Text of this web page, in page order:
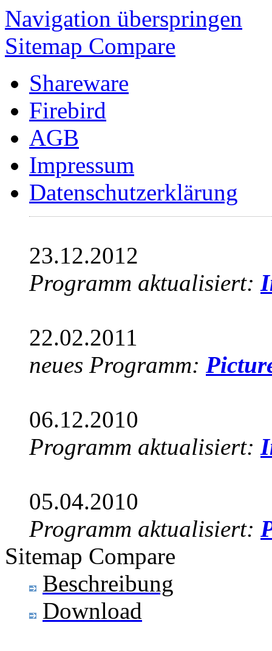
Navigation überspringen
Sitemap Compare
Shareware
Firebird
AGB
Impressum
Datenschutzerklärung
23.12.2012
Programm aktualisiert:
22.02.2011
neues Programm:
06.12.2010
Programm aktualisiert:
05.04.2010
Programm aktualisiert:
Sitemap Compare
Beschreibung
Download